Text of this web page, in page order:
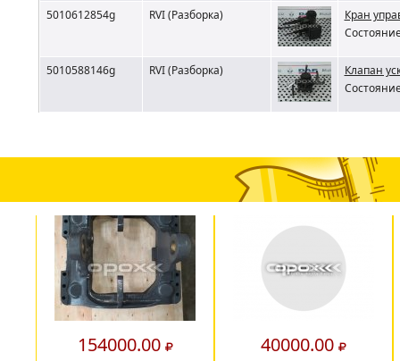
5010612854g RVI (Разборка)
Кран
5010588146g RVI (Разборка)
Клапан
154000.00 40000.00